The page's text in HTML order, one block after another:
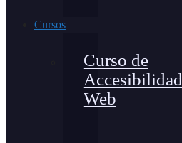
Cursos
Curso de
Accesibilidad
Web